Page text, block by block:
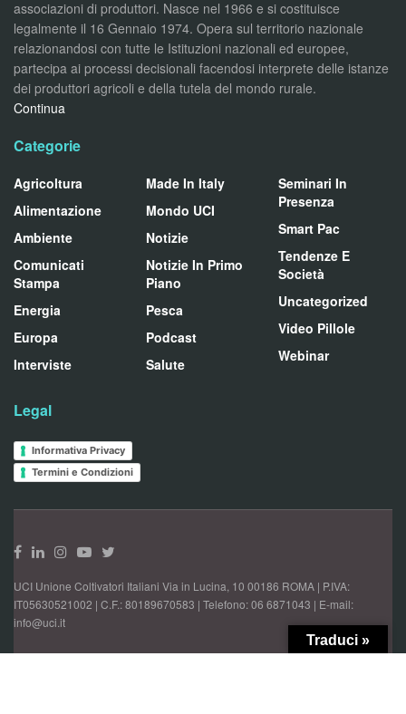
associazioni di produttori. Nasce nel 1966 e si costituisce
legalmente il 16 Gennaio 1974. Opera sul territorio nazionale
relazionandosi con tutte le Istituzioni nazionali ed europee,
partecipa ai processi decisionali facendosi interprete delle istanze
dei produttori agricoli e della tutela del mondo rurale.
Continua
Categorie
Agricoltura
Alimentazione
Ambiente
Comunicati
Stampa
Energia
Europa
Interviste
Made In Italy
Mondo UCI
Notizie
Notizie In Primo
Piano
Pesca
Podcast
Salute
Seminari In
Presenza
Smart Pac
Tendenze E
Società
Uncategorized
Video Pillole
Webinar
Legal
Informativa Privacy
Termini e Condizioni
UCI Unione Coltivatori Italiani Via in Lucina, 10 00186 ROMA | P.IVA:
IT05630521002 | C.F.: 80189670583 | Telefono: 06 6871043 | E-mail:
info@uci.it
Traduci »